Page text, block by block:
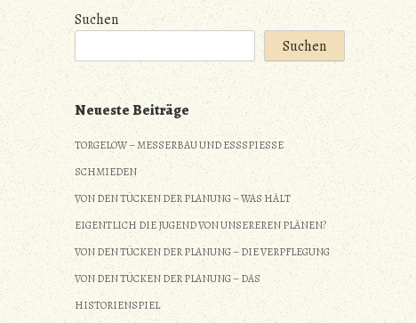
Suchen
Suchen
Neueste Beiträge
TORGELOW – MESSERBAU UND ESSSPIESSE S
CHMIEDEN
VON DEN TÜCKEN DER PLANUNG – WAS HÄLT
EIGENTLICH DIE JUGEND VON UNSEREREN PLÄNEN?
VON DEN TÜCKEN DER PLANUNG – DIE VERPFLEGUNG
VON DEN TÜCKEN DER PLANUNG – DAS
HISTORIENSPIEL